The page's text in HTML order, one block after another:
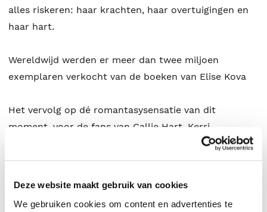
Deze website maakt gebruik van cookies
We gebruiken cookies om content en advertenties te
alles riskeren: haar krachten, haar overtuigingen en
haar hart.
Wereldwijd werden er meer dan twee miljoen
exemplaren verkocht van de boeken van Elise Kova
Het vervolg op dé romantasysensatie van dit
moment, voor de fans van Callie Hart, Kerri